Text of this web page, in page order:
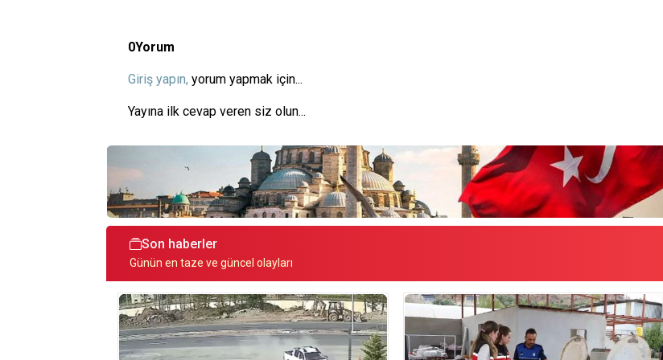
0Yorum
Giriş yapın, yorum yapmak için...
Yayına ilk cevap veren siz olun...
Son haberler
Günün en taze ve güncel olayları